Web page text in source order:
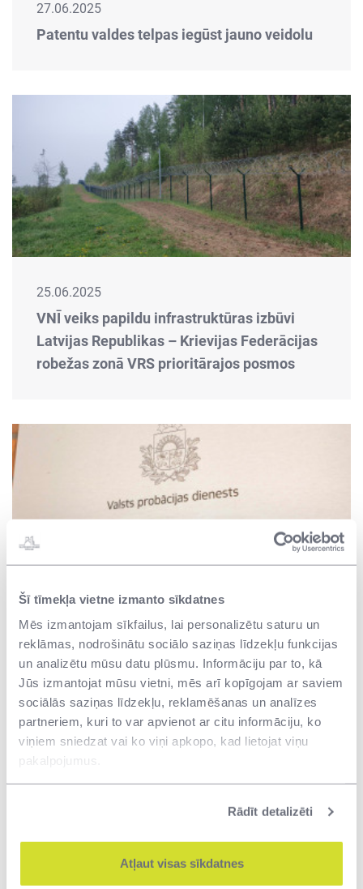
Šī tīmekļa vietne izmanto sīkdatnes
Mēs izmantojam sīkfailus, lai personalizētu saturu un
reklāmas, nodrošinātu sociālo saziņas līdzekļu funkcijas
un analizētu mūsu datu plūsmu. Informāciju par to, kā
Jūs izmantojat mūsu vietni, mēs arī kopīgojam ar saviem
sociālās saziņas līdzekļu, reklamēšanas un analīzes
partneriem, kuri to var apvienot ar citu informāciju, ko
viņiem sniedzat vai ko viņi apkopo, kad lietojat viņu
pakalpojumus.
Rādīt detalizēti
Atļaut visas sīkdatnes
27.06.2025
Patentu valdes telpas iegūst jauno veidolu
25.06.2025
VNĪ veiks papildu infrastruktūras izbūvi
Latvijas Republikas – Krievijas Federācijas
robežas zonā VRS prioritārajos posmos
17.06.2025
VNĪ: atjaunotas telpas Valsts probācijas
dienestam Liepājā un Rīgā, pielāgojot tās
darbam ar bērniem un jauniešiem